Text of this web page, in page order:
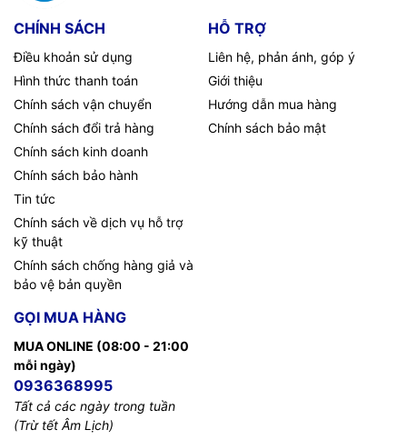
CHÍNH SÁCH
Điều khoản sử dụng
Hình thức thanh toán
Chính sách vận chuyển
Chính sách đổi trả hàng
Chính sách kinh doanh
Chính sách bảo hành
Tin tức
Chính sách về dịch vụ hỗ trợ
kỹ thuật
Chính sách chống hàng giả và
bảo vệ bản quyền
HỖ TRỢ
Liên hệ, phản ánh, góp ý
Giới thiệu
Hướng dẫn mua hàng
Chính sách bảo mật
GỌI MUA HÀNG
MUA ONLINE (08:00 - 21:00
mỗi ngày)
0936368995
Tất cả các ngày trong tuần
(Trừ tết Âm Lịch)